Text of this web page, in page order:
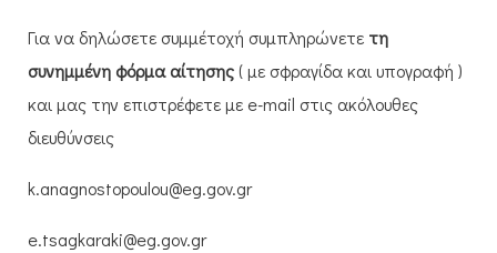
Για να δηλώσετε συμμέτοχή συμπληρώνετε τη
συνημμένη φόρμα αίτησης( με σφραγίδα και υπογραφή )
και μας την επιστρέφετε με e-mail στις ακόλουθες
διευθύνσεις
k.anagnostopoulou@eg.gov.gr
e.tsagkaraki@eg.gov.gr